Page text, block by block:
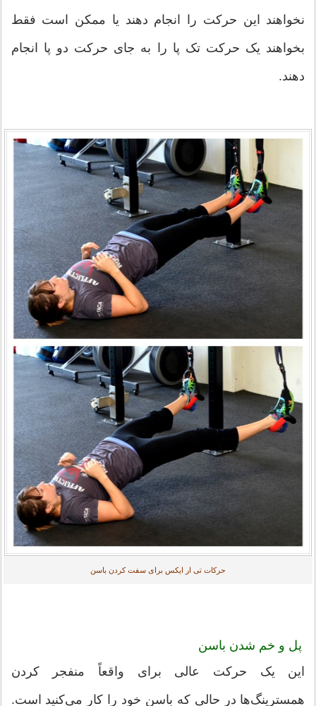
نخواهند این حرکت را انجام دهند یا ممکن است فقط
بخواهند یک حرکت تک پا را به جای حرکت دو پا انجام
دهند.
حرکات تی ار ایکس برای سفت کردن باسن
پل و خم شدن باسن
این یک حرکت عالی برای واقعاً منفجر کردن
همسترینگ‌ها در حالی که باسن خود را کار می‌کنید است.